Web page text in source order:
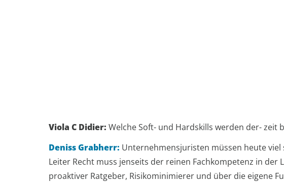
Viola C Didier: Welche Soft- und Hardskills werden der- zeit
Deniss Grabherr: Unternehmensjuristen müssen heute
Leiter Recht muss jenseits der reinen Fachkompetenz in
proaktiver Ratgeber, Risikominimierer und über die eigene